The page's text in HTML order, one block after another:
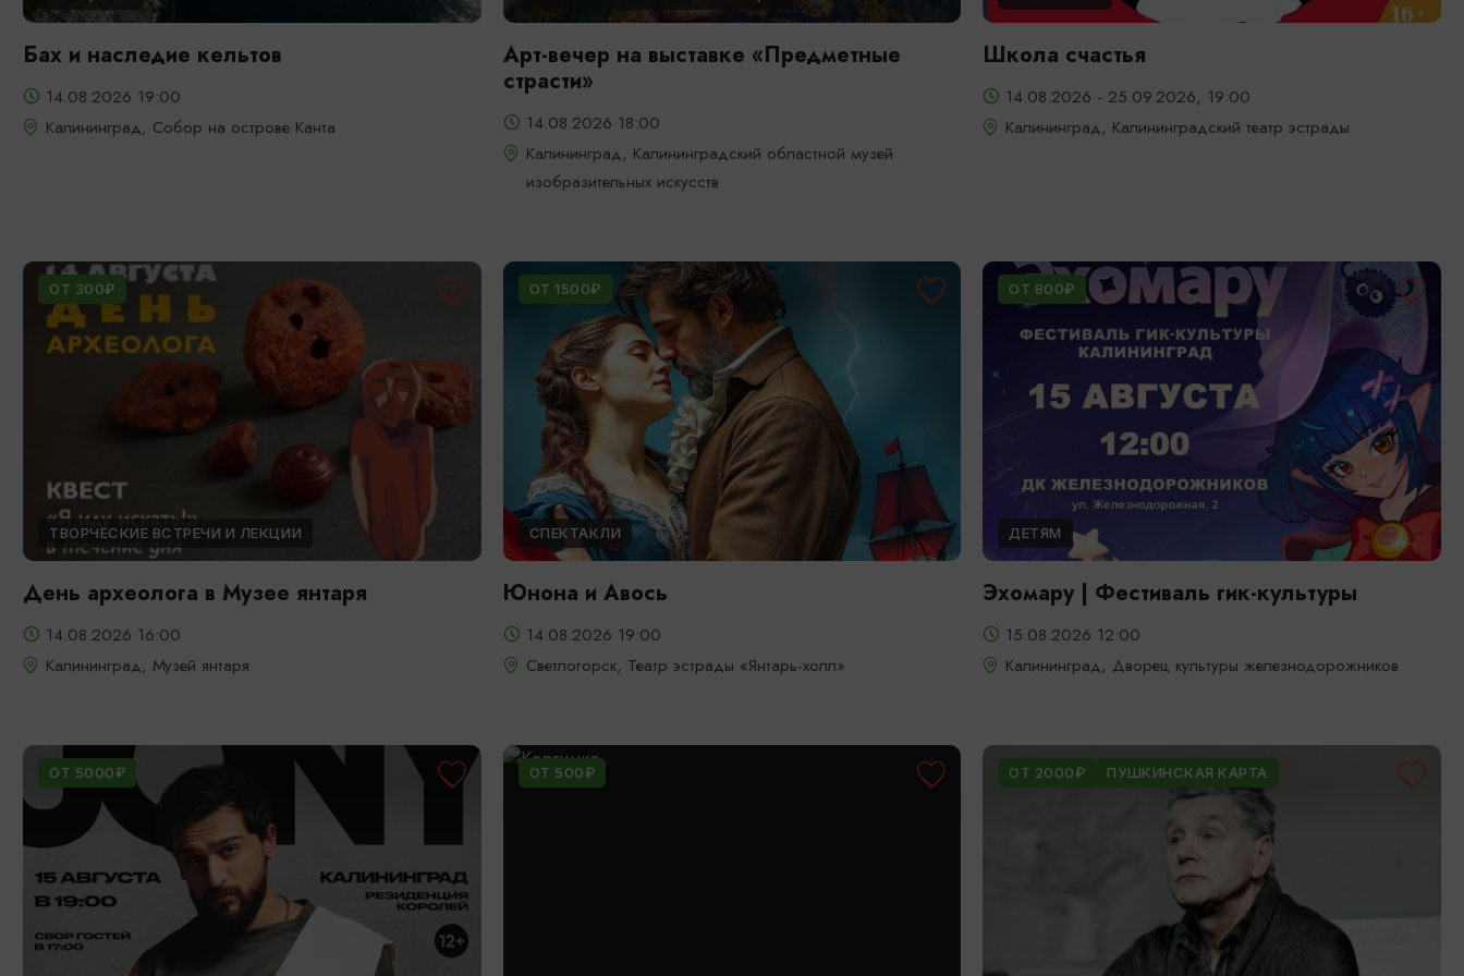
Бах и наследие кельтов
14.08.2026 19:00
Калининград, Собор на острове Канта
Арт-вечер на выставке «Предметные
страсти»
14.08.2026 18:00
Калининград, Калининградский областной музей
изобразительных искусств
Школа счастья
14.08.2026 - 25.09.2026, 19:00
Калининград, Калининградский театр эстрады
ОТ 300₽
ТВОРЧЕСКИЕ ВСТРЕЧИ И ЛЕКЦИИ
День археолога в Музее янтаря
14.08.2026 16:00
Калининград, Музей янтаря
ОТ 1500₽
СПЕКТАКЛИ
Юнона и Авось
14.08.2026 19:00
Светлогорск, Театр эстрады «Янтарь-холл»
ОТ 800₽
ДЕТЯМ
Эхомару | Фестиваль гик-культуры
15.08.2026 12:00
Калининград, Дворец культуры железнодорожников
ОТ 5000₽ ОТ 500₽ ОТ 2000₽ ПУШКИНСКАЯ КАРТА